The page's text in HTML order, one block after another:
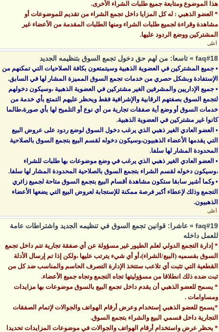
هذا الموضوع ومتابعة جميع طلبات الشراء الأخرى.
* العضو الذهبي : له كل المزايا داخل تجمع الشراء من تقديم للموضوعات أو
مشاهدة وقراءة لجميع طلبات الشراء ومنها الطلبات المقدمة من الأعضاء غير
المشتركين ووضع الردود عليها.
أعلى
faq#18 » تاسعا: من لهم حق دخول تجمع السوق بتنظيمه الجديد
• جميع المشتركين في العضوية الذهبية وسيتمتعون بكافة الصلاحيات التي تمكنهم من
الإستفادة وبشكل حصري من خدمات تجمع السوق المميزة المشار لها في السابق.
• جميع الإداريين والمشرفين الغير مشتركين في العضوية الذهبية ،وسيكون دخولهم
لتجمع السوق بصفتهم الرقابية والإشرافية فقط ويحظر عليهم التمتع بأي خدمة من
خدمات السوق أو وضع أية صفقات تجارية من أي نوع أو التلميح لها بأي صورة،طالما
كانوا غير مشتركين في العضوية الذهبية.
• العضو العادي الغير ذهبي الذي يرغب دخول السوق لوضع ردود على عروض البيع
التي يقدمها الأعضاء الذهبيون،وسيكون دخوله لقسم البيع بتجمع السوق بالصلاحية
المحدودة المشار لها سلفا.
• العضو العادي الغير ذهبي الذي يرغب في وضع موضوعات بها طلبات للشراء
،وسيكون دخوله لقسم الشراء بتجمع السوق بالصلاحية المحدودة المشار لها سلفا.
• وكما أشير سابقا ستكون مشاهدة أقسام البيع بتجمع السوق متاحة لجميع زائري
التجمع وذلك لإعطاء أكبر فرصة ممكنة للإستجابة لعروض البيع التي يضعها الأعضاء
الذهبيون.
أعلى
faq#19 » عاشرا: قوانين تجمع السوق في تنظيمه الجديد واشتراطات عامة
للعمل داخله
* إدارة التجمع الدولي لعلم الطيور غير مسؤولة عن أي صفقة تجارية تتم داخل تجمع
السوق بقسميه (البيع/الشراء)،أو أي شيء يترتب عليها ،ولكن إذا تم إرسال الأدلة
القطعية التي تثبت أي تلاعب ستتخذ الإدارة التصرف الحاسم والمناسب ضد كل من
ثبت ضده ذلك انطلاقا من مسؤوليتها تجاه التجمع وتجاه جميع الأعضاء.
* يسمح للعضو الذهبي أن يقدم داخل تجمع البيع بالسوق موضوعات بها مزايدات
ومساوامات .
*يسمح للعضو الذهبي إستخدام وعرض أرقام الهواتف والجوالات لإتمام الصفقات
التجارية داخل قسمي البيع والشراء بتجمع السوق.
* يحظر عرض واستخدام أرقام الهواتف والجوالات في موضوعات المزايدات تحديدا